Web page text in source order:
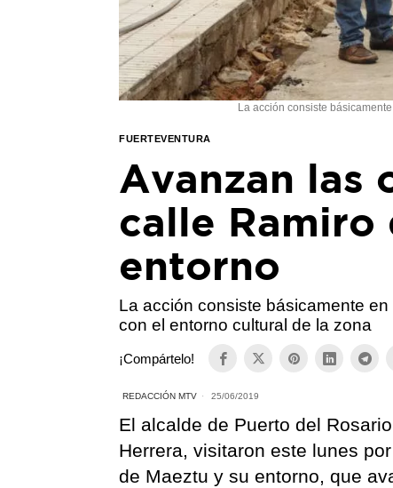
La acción consiste
FUERTEVENTURA
Avanzan las
calle Ramiro
entorno
La acción consiste básicamente
con el entorno cultural de la zona
¡Compártelo!
REDACCIÓN MTV 25/06/2019
El alcalde de Puerto del
Herrera, visitaron este lunes
de Maeztu y su entorno, que